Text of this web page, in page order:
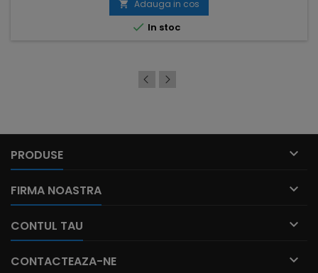
 Adauga in cos
 In stoc
PRODUSE 
FIRMA NOASTRA 
CONTUL TAU 
CONTACTEAZA-NE 